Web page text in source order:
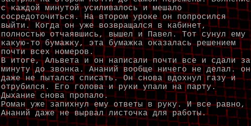
с каждой минутой усиливалось и мешало
сосредоточиться. На втором уроке он попросился
выйти. Когда он уже возвращался в кабинет,
полностью отчаявшись, вышел и Павел. Тот сунул ему
какую-то бумажку, эта бумажка оказалась решением
почти всех номеров.
В итоге, Альвета и он написали почти все и сдали за
минуту до звонка. Ананий вообще ничего не делал. он
даже не пытался списать. Он снова вдохнул газу и
отрубился. Его голова и руки упали на парту.
Дыхание снова пропало.
Роман уже запихнул ему ответы в руку. И все равно,
Ананий даже не вырвал листочка для работы.